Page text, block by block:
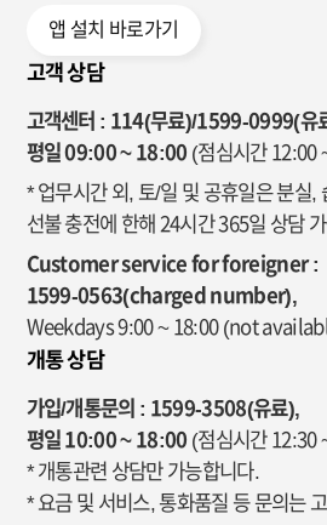
앱 설치 바로가기
고객 상담
고객센터 : 114(무료)/1599-0999(유
평일 09:00 ~ 18:00 (점심시간 12:00
* 업무시간 외, 토/일 및 공휴일은 분실,
선불 충전에 한해 24시간 365일 상담
Customer service for foreigner :
1599-0563(charged number),
Weekdays 9:00 ~ 18:00 (not
개통 상담
가입/개통문의 : 1599-3508(유료),
평일 10:00 ~ 18:00 (점심시간 12:30
* 개통관련 상담만 가능합니다.
* 요금 및 서비스, 통화품질 등 문의는